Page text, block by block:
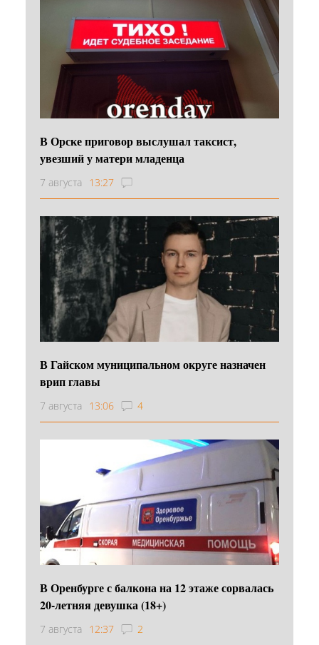
В Орске приговор выслушал таксист,
увезший у матери младенца
7 августа 13:27
В Гайском муниципальном округе назначен
врип главы
7 августа 13:06 4
В Оренбурге с балкона на 12 этаже сорвалась
20-летняя девушка (18+)
7 августа 12:37 2